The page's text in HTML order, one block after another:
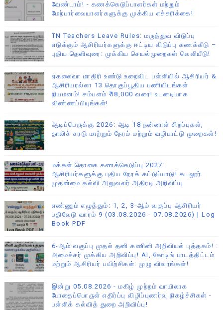
வேண்டாம்! - கணக்கெடுப்பாளர்கள் மற்றும்
மேற்பார்வையாளர்களுக்கு முக்கிய எச்சரிக்கை!
TN Teachers Leave Rules: மருத்துவ விடுப்பு
எடுக்கும் ஆசிரியர்களுக்கு ஈட்டிய விடுப்பு கணக்கீடு –
புதிய தெளிவுரை: முக்கிய செயல்முறைகள் வெளியீடு!
ஏகலைவா மாதிரி உண்டு உறைவிட பள்ளியில் ஆசிரியர் &
ஆசிரியரல்லா 13 தொகுப்பூதிய பணியிடங்கள்
நியமனம்! சம்பளம் ₹18,000 வரை! உடனடியாக
விண்ணப்பியுங்கள்!
ஆடிப்பெருக்கு 2026: ஆடி 18 நன்னாள் சிறப்புகள்,
தாலிச் சரடு மாற்றும் நேரம் மற்றும் வழிபாட்டு முறைகள்!
மக்கள் தொகை கணக்கெடுப்பு 2027:
ஆசிரியர்களுக்கு புதிய நேரக் கட்டுப்பாடு! கடலூர்
முதன்மை கல்வி அலுவலர் அதிரடி அறிவிப்பு
எண்ணும் எழுத்தும்: 1, 2, 3-ஆம் வகுப்பு ஆசிரியர்
பதிவேடு வாரம் 9 (03.08.2026 - 07.08.2026) | Log
Book PDF
6-ஆம் வகுப்பு முதல் தனி கணினி அறிவியல் புத்தகம்! :
அமைச்சர் முக்கிய அறிவிப்பு! AI, கோடிங் பாடத்திட்டம்
மற்றும் ஆசிரியர் பயிற்சிகள்: முழு விவரங்கள்!
இன்று 05.08.2026 - மகிழ் முற்றம் வாயிலாக
போதைப்பொருள் எதிர்ப்பு விழிப்புணர்வு நிகழ்ச்சிகள் -
பள்ளிக் கல்வித் துறை அறிவிப்பு!